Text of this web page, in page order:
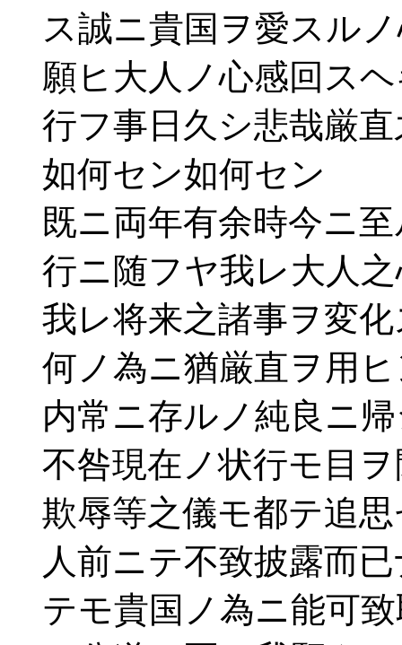
ス誠ニ貴国ヲ愛スル
願ヒ大人ノ心感回ス
行フ事日久シ悲哉厳
如何セン如何セン
既ニ両年有余時今ニ
行ニ随フヤ我レ大人
我レ将来之諸事ヲ変
何ノ為ニ猶厳直ヲ用
内常ニ存ルノ純良ニ
不咎現在ノ状行モ目
欺辱等之儀モ都テ追思
人前ニテ不致披露而
テモ貴国ノ為ニ能可致